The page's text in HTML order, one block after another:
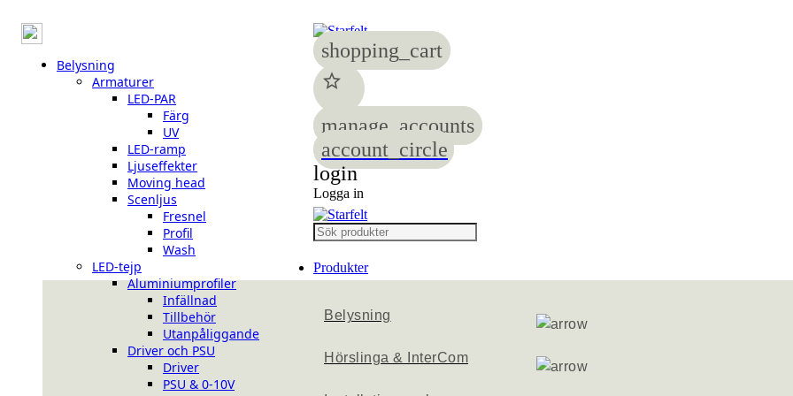
Belysning
Armaturer
LED-PAR
Färg
UV
LED-ramp
Ljuseffekter
Moving head
Scenljus
Fresnel
Profil
Wash
LED-tejp
Aluminiumprofiler
Infällnad
Tillbehör
Utanpåliggande
Driver och PSU
Driver
PSU & 0-10V
shopping_cart
star
manage_accounts
account_circle
login
Logga in
Produkter
Belysning
Hörslinga & InterCom